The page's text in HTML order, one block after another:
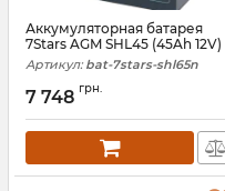
Аккумуляторная батарея
7Stars AGM SHL45 (45Ah 12V)
Артикул: bat-7stars-shl65n
7 748 грн.